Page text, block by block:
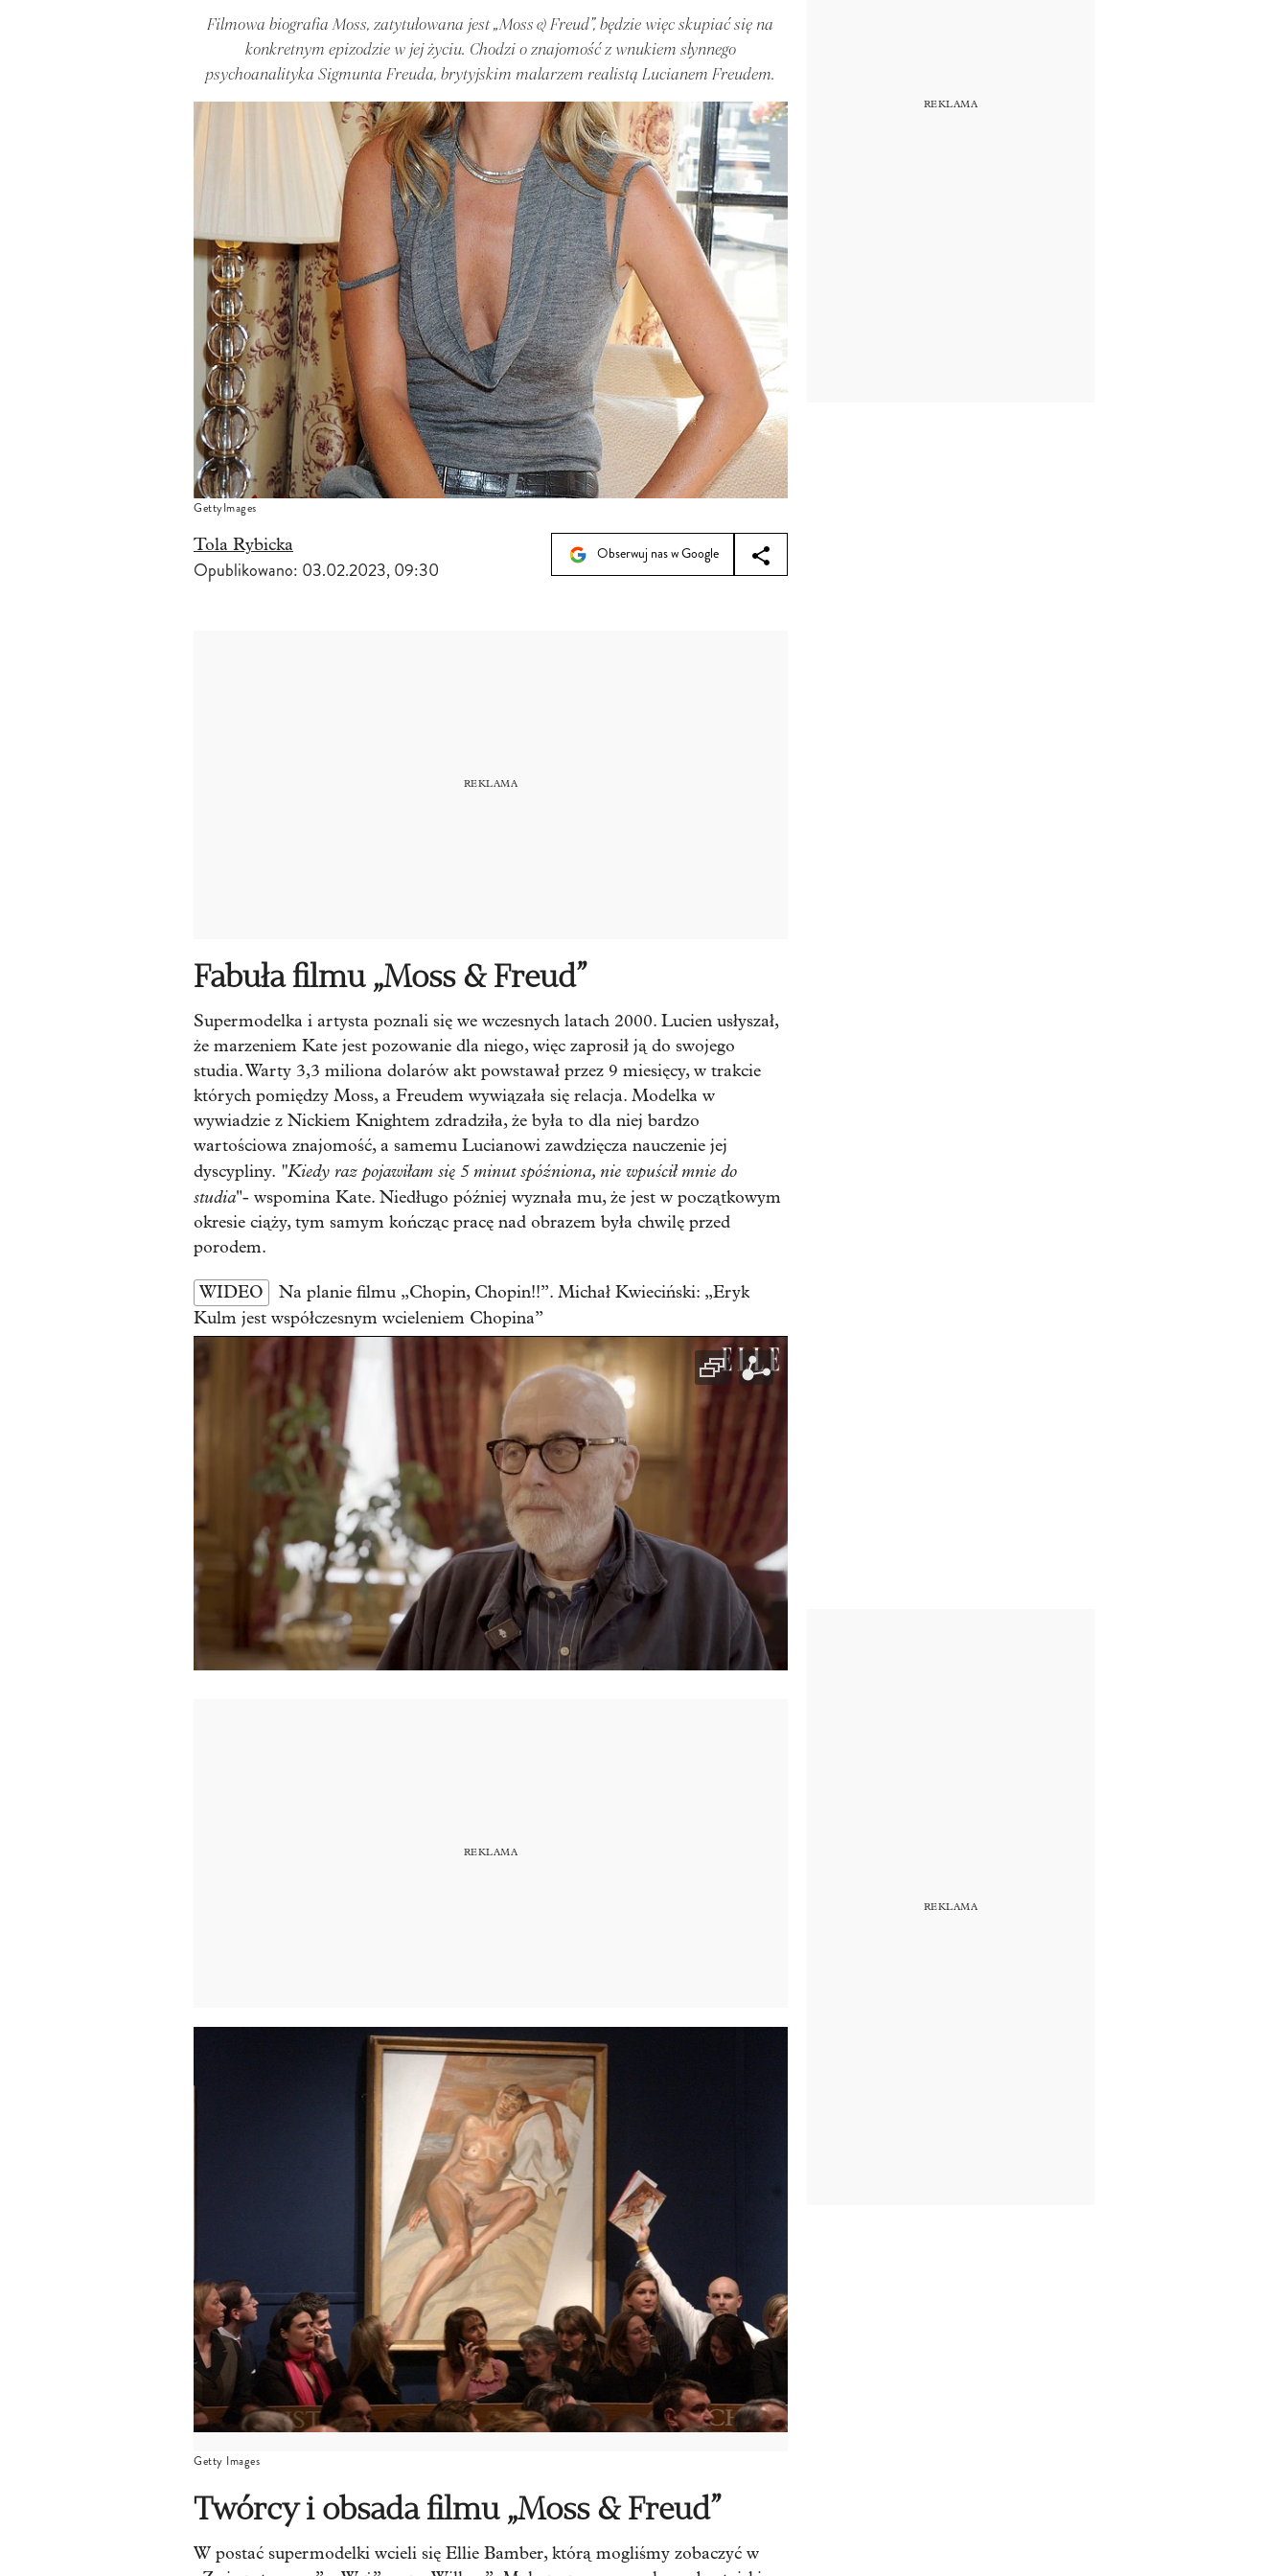
Filmowa biografia Moss, zatytułowana jest „Moss & Freud”, będzie więc skupiać się na
konkretnym epizodzie w jej życiu. Chodzi o znajomość z wnukiem słynnego
psychoanalityka Sigmunta Freuda, brytyjskim malarzem realistą Lucianem Freudem.
GettyImages
Tola Rybicka
Opublikowano: 03.02.2023, 09:30
Obserwuj nas w Google
Fabuła filmu „Moss & Freud”
Supermodelka i artysta poznali się we wczesnych latach 2000. Lucien usłyszał,
że marzeniem Kate jest pozowanie dla niego, więc zaprosił ją do swojego
studia. Warty 3,3 miliona dolarów akt powstawał przez 9 miesięcy, w trakcie
których pomiędzy Moss, a Freudem wywiązała się relacja. Modelka w
wywiadzie z Nickiem Knightem zdradziła, że była to dla niej bardzo
wartościowa znajomość, a samemu Lucianowi zawdzięcza nauczenie jej
dyscypliny. "Kiedy raz pojawiłam się 5 minut spóźniona, nie wpuścił mnie do
studia"- wspomina Kate. Niedługo później wyznała mu, że jest w początkowym
okresie ciąży, tym samym kończąc pracę nad obrazem była chwilę przed
porodem.
WIDEO
Na planie filmu „Chopin, Chopin!!”. Michał Kwieciński: „Eryk
Kulm jest współczesnym wcieleniem Chopina”
Getty Images
Twórcy i obsada filmu „Moss & Freud”
W postać supermodelki wcieli się Ellie Bamber, którą mogliśmy zobaczyć w